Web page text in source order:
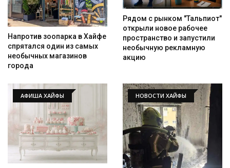
Напротив зоопарка в Хайфе
спрятался один из самых
необычных магазинов
города
Рядом с рынком "Тальпиот"
открыли новое рабочее
пространство и запустили
необычную рекламную
акцию
АФИША ХАЙФЫ НОВОСТИ ХАЙФЫ